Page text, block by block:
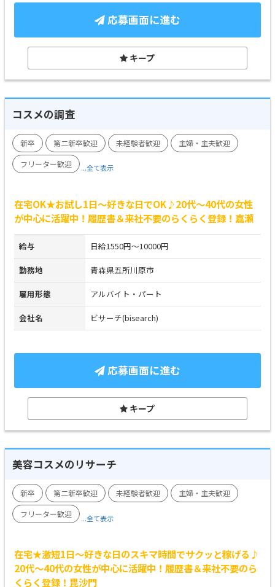
応募画面に進む
キープ
コスメの調査
新卒 第二新卒歓迎 未経験者歓迎
主婦・主夫歓迎
フリーター歓迎
...全て表示
在宅OK★お試し1日～好きな日でOK♪20代～40代の女性
が中心に活躍中！履歴書＆来社不要のらくらく登録！嘉瀬
給与 日給1550円～10000円
勤務地 青森県五所川原市
雇用形態 アルバイト・パート
会社名 ビサーチ(bisearch)
応募画面に進む
キープ
美容コスメのリサーチ
新卒 第二新卒歓迎 未経験者歓迎
主婦・主夫歓迎
フリーター歓迎
...全て表示
在宅★激短1日～好きな日のスキマ時間でサクッと稼げる♪
20代～40代の女性が中心に活躍中！履歴書＆来社不要のら
くらく登録！毘沙門